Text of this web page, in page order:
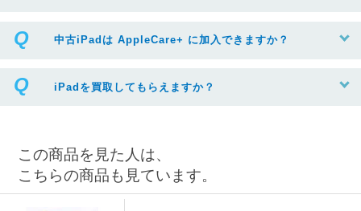
中古iPadは AppleCare+ に加入できますか？
iPadを買取してもらえますか？
この商品を見た人は、
こちらの商品も見ています。